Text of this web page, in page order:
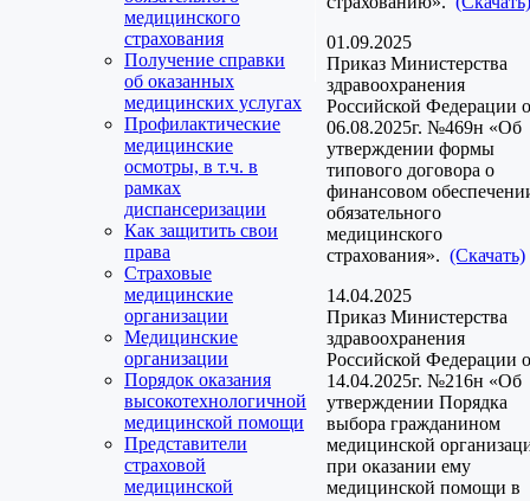
медицинского
страхования
Получение справки
об оказанных
медицинских услугах
Профилактические
медицинские
осмотры, в т.ч. в
рамках
диспансеризации
Как защитить свои
права
Страховые
медицинские
организации
Медицинские
организации
Порядок оказания
высокотехнологичной
медицинской помощи
Представители
страховой
медицинской
01.09.2025
Приказ Министерства
здравоохранения
Российской Федерации
06.08.2025г. №469н «Об
утверждении формы
типового договора о
финансовом
обязательного
медицинского
страхования». (Скачать)
14.04.2025
Приказ Министерства
здравоохранения
Российской Федерации
14.04.2025г. №216н «Об
утверждении Порядка
выбора гражданином
медицинской
при оказании ему
медицинской помощи в